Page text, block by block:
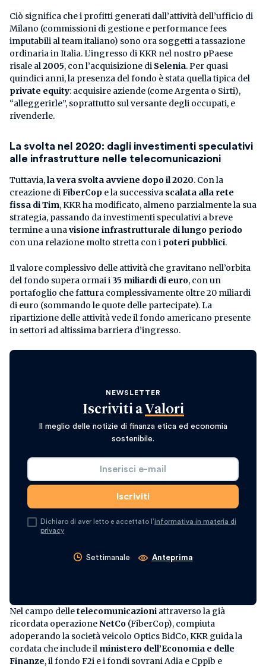
Ciò significa che i profitti generati dall’attività dell’ufficio di
Milano (commissioni di gestione e performance fees
imputabili al team italiano) sono ora soggetti a tassazione
ordinaria in Italia. L’ingresso di KKR nel nostro pPaese
risale al2005, con l’acquisizione di Selenia. Per quasi
quindici anni, la presenza del fondo è stata quella tipica del
private equity: acquisire aziende (come Argenta o Sirti),
“alleggerirle”, soprattutto sul versante degli occupati, e
rivenderle.
La svolta nel 2020: dagli investimenti speculativi
alle infrastrutture nelle telecomunicazioni
Tuttavia,la vera svolta avviene dopo il 2020. Con la
creazione diFiberCop e la successiva scalata alla rete
fissa di Tim, KKR ha modificato, almeno parzialmente la sua
strategia, passando da investimenti speculativi a breve
termine a unavisione infrastrutturale di lungo periodo
con una relazione molto stretta con i poteri pubblici.
Il valore complessivo delle attività che gravitano nell’orbita
del fondo supera ormai i 35 miliardi di euro, con un
portafoglio che fattura complessivamente oltre 20 miliardi
di euro (sommando le quote delle partecipate). La
ripartizione delle attività vede il fondo americano presente
in settori ad altissima barriera d’ingresso.
NEWSLETTER
Iscriviti a Valori
Il meglio delle notizie di finanza etica ed economia
sostenibile.
Dichiaro di aver letto e accettato l’informativa in materia di
privacy
Settimanale Anteprima
Nel campo delletelecomunicazioni attraverso la già
ricordata operazioneNetCo (FiberCop), compiuta
adoperando la società veicolo Optics BidCo, KKR guida la
cordata che include il ministero dell’Economia e delle
Finanze, il fondo F2i e i fondi sovrani Adia e Cppib e